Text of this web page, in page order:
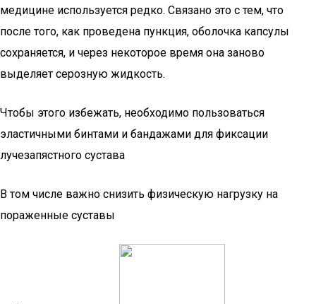
медицине используется редко. Связано это с тем, что
после того, как проведена пункция, оболочка капсулы
сохраняется, и через некоторое время она заново
выделяет серозную жидкость.
Чтобы этого избежать, необходимо пользоваться
эластичными бинтами и бандажами для фиксации
лучезапястного сустава
В том числе важно снизить физическую нагрузку на
пораженные суставы